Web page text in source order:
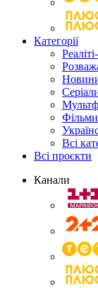
Категорії
Фільми
Всі
Всі проєкти
Канали